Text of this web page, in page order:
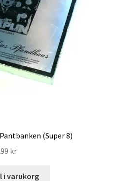
(Super 8)
kr
i varukorg